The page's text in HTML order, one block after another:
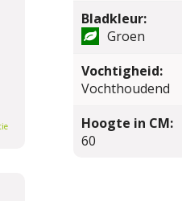
Bladkleur:
Groen
Vochtigheid:
Vochthoudend
Hoogte in CM:
60